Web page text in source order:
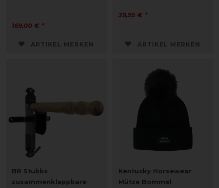
169,00 € *
ARTIKEL MERKEN
39,95 € *
ARTIKEL MERKEN
BR Stubbs
zusammenklappbare
Kentucky Horsewear
Mütze Bommel